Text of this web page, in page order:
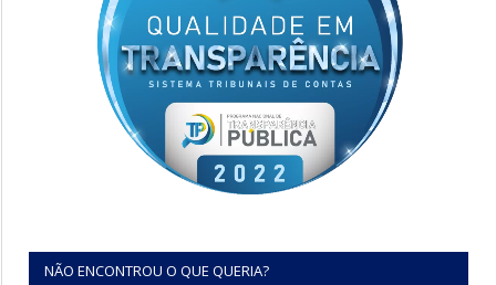
NÃO ENCONTROU O QUE QUERIA?